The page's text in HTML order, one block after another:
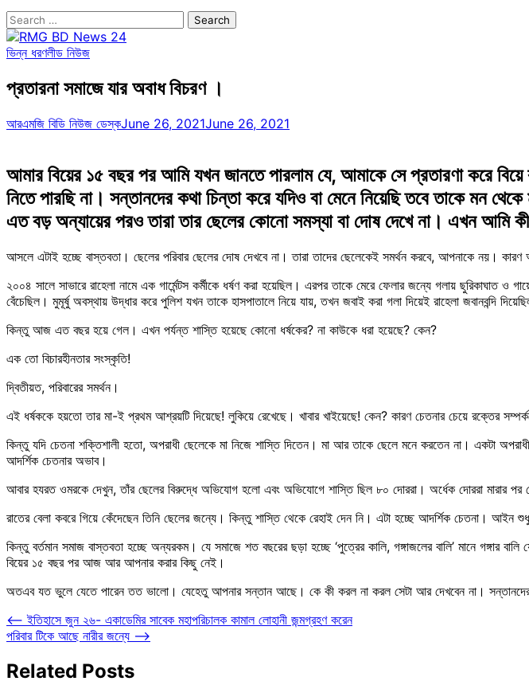
Search
for:
ভিন্ন ধরণলীড নিউজ
প্রতারনা সমাজে যার অবাধ বিচরণ ।
আরএমজি বিডি নিউজ ডেস্কJune 26, 2021June 26, 2021
আমার বিয়ের ১৫ বছর পর আমি যখন জানতে পারলাম যে, আমাকে সে প্রতারণা করে
নিতে পারছি না। সন্তানদের কথা চিন্তা করে যদিও বা মেনে নিয়েছি তবে তাকে মন
এত বড় অন্যায়ের পরও তারা তার ছেলের কোনো সমস্যা বা দোষ দেখে না। এখন আমি
আসলে এটাই হচ্ছে বাস্তবতা। ছেলের পরিবার ছেলের দোষ দেখবে না। তারা তাদের ছেলেকেই সমর্থন করবে, আপনাকে নয়। কারণ
২০০৪ সালে সাভারে রাহেলা নামে এক গার্মেন্টস কর্মীকে ধর্ষণ করা হয়েছিল। এরপর তাকে মেরে ফেলার জন্যে গলায় ছুরিকাঘাত ও
বেঁচেছিল। মুমূর্ষু অবস্থায় উদ্ধার করে পুলিশ যখন তাকে হাসপাতালে নিয়ে যায়, তখন জবাই করা গলা দিয়েই রাহেলা জবানবন্দি
কিন্তু আজ এত বছর হয়ে গেল। এখন পর্যন্ত শাস্তি হয়েছে কোনো ধর্ষকের? না কাউকে ধরা হয়েছে? কেন?
এক তো বিচারহীনতার সংস্কৃতি!
দ্বিতীয়ত, পরিবারের সমর্থন।
এই ধর্ষককে হয়তো তার মা-ই প্রথম আশ্রয়টি দিয়েছে! লুকিয়ে রেখেছে। খাবার খাইয়েছে! কেন? কারণ চেতনার চেয়ে রক্তের
কিন্তু যদি চেতনা শক্তিশালী হতো, অপরাধী ছেলেকে মা নিজে শাস্তি দিতেন। মা আর তাকে ছেলে মনে করতেন না। একটা
আদর্শিক চেতনার অভাব।
আবার হযরত ওমরকে দেখুন, তাঁর ছেলের বিরুদ্ধে অভিযোগ হলো এবং অভিযোগে শাস্তি ছিল ৮০ দোররা। অর্ধেক দোররা মারার পর
রাতের বেলা কবরে গিয়ে কেঁদেছেন তিনি ছেলের জন্যে। কিন্তু শাস্তি থেকে রেহাই দেন নি। এটা হচ্ছে আদর্শিক চেতনা।
কিন্তু বর্তমান সমাজ বাস্তবতা হচ্ছে অন্যরকম। যে সমাজে শত বছরের ছড়া হচ্ছে ‘পুত্রের কালি, গঙ্গাজলের বালি’ মানে গঙ্গার
বিয়ের ১৫ বছর পর আজ আর আপনার করার কিছু নেই।
অতএব যত ভুলে যেতে পারেন তত ভালো। যেহেতু আপনার সন্তান আছে। কে কী করল না করল সেটা আর দেখবেন না।
Post
navigation
⟵ ইতিহাসে জুন ২৬- একাডেমির সাবেক মহাপরিচালক কামাল লোহানী জন্মগ্রহণ করেন
পরিবার টিকে আছে নারীর জন্যে ⟶
Related Posts